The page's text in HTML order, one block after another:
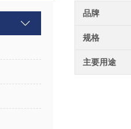
品牌
规格
主要用途